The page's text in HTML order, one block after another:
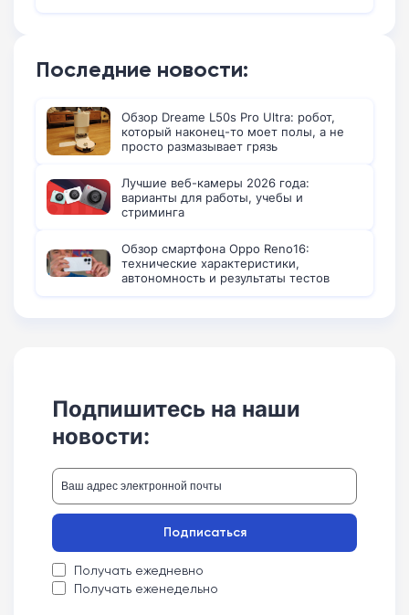
Последние новости:
Обзор Dreame L50s Pro Ultra: робот,
который наконец-то моет полы, а не
просто размазывает грязь
Лучшие веб-камеры 2026 года:
варианты для работы, учебы и
стриминга
Обзор смартфона Oppo Reno16:
технические характеристики,
автономность и результаты тестов
Подпишитесь на наши
новости:
Получать ежедневно
Получать еженедельно
Подписаться